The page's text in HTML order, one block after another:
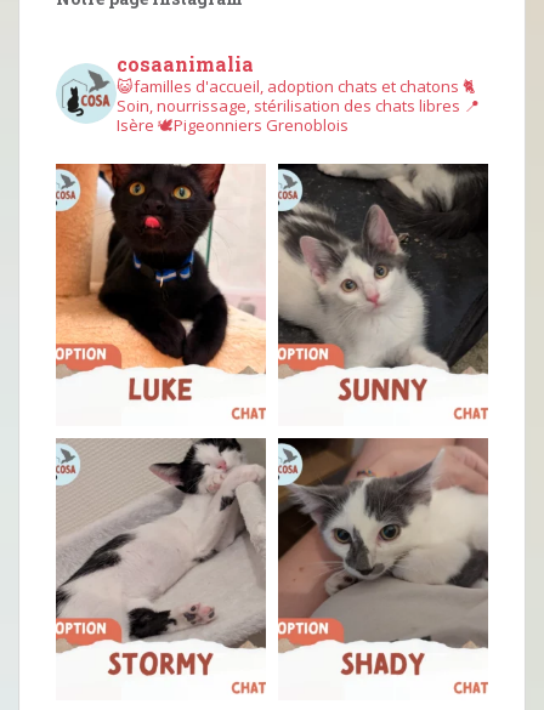
cosaanimalia
😺familles d'accueil, adoption chats et chatons 🐈
Soin, nourrissage, stérilisation des chats libres 📍
Isère 🕊︎Pigeonniers Grenoblois